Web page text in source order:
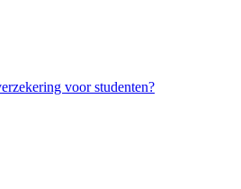
voor studenten?